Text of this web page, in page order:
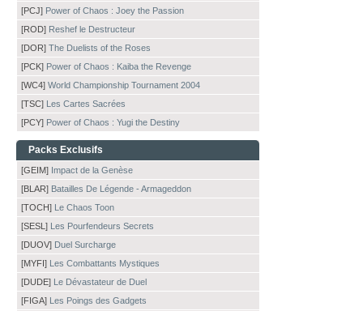
[PCJ] Power of Chaos : Joey the Passion
[ROD] Reshef le Destructeur
[DOR] The Duelists of the Roses
[PCK] Power of Chaos : Kaiba the Revenge
[WC4] World Championship Tournament 2004
[TSC] Les Cartes Sacrées
[PCY] Power of Chaos : Yugi the Destiny
Packs Exclusifs
[GEIM] Impact de la Genèse
[BLAR] Batailles De Légende - Armageddon
[TOCH] Le Chaos Toon
[SESL] Les Pourfendeurs Secrets
[DUOV] Duel Surcharge
[MYFI] Les Combattants Mystiques
[DUDE] Le Dévastateur de Duel
[FIGA] Les Poings des Gadgets